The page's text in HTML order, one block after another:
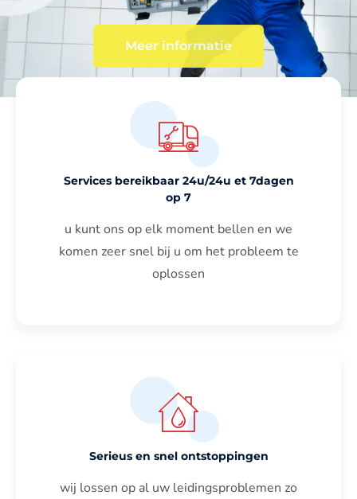
Meer informatie
Services bereikbaar 24u/24u et 7dagen
op 7
u kunt ons op elk moment bellen en we
komen zeer snel bij u om het probleem te
oplossen
Serieus en snel ontstoppingen
wij lossen op al uw leidingsproblemen zo